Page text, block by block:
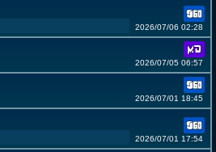
2026/07/06 02:28
2026/07/05 06:57
2026/07/01 18:45
2026/07/01 17:54